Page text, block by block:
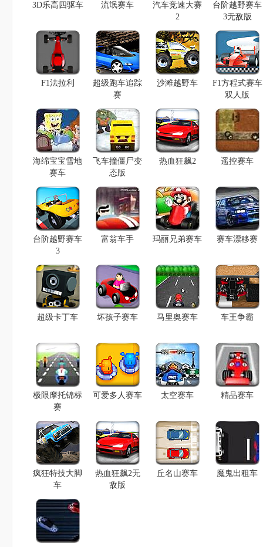
3D乐高四驱车 流氓赛车
汽车竞速大赛
2
台阶越野赛车
3无敌版
F1法拉利
超级跑车追踪
赛
沙滩越野车
F1方程式赛车
双人版
海绵宝宝雪地
赛车
飞车撞僵尸变
态版
热血狂飙2 遥控赛车
台阶越野赛车
3
富翁车手 玛丽兄弟赛车 赛车漂移赛
超级卡丁车 坏孩子赛车 马里奥赛车 车王争霸
极限摩托锦标
赛
可爱多人赛车 太空赛车 精品赛车
疯狂特技大脚
车
热血狂飙2无
敌版
丘名山赛车 魔鬼出租车